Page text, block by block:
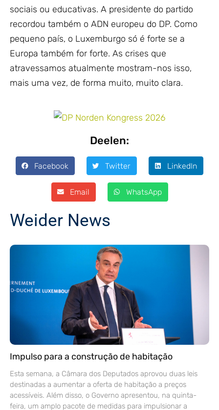
sociais ou educativas. A presidente do partido
recordou também o ADN europeu do DP. Como
pequeno país, o Luxemburgo só é forte se a
Europa também for forte. As crises que
atravessamos atualmente mostram-nos isso,
mais uma vez, de forma muito, muito clara.
Deelen:
Facebook Twitter LinkedIn
Email WhatsApp
Weider News
Impulso para a construção de habitação
Esta semana, a Câmara dos Deputados aprovou duas leis
destinadas a aumentar a oferta de habitação a preços
acessíveis. Além disso, o Governo apresentou, na quinta-
feira, um amplo pacote de medidas para impulsionar a